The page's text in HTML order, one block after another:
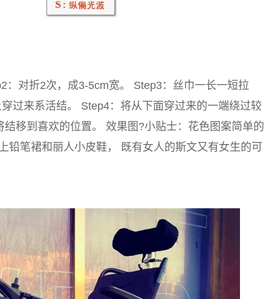
：对折2次，成3-5cm宽。 Step3：丝巾一长一短拉
过来系活结。 Step4：将从下面穿过来的一端绕过较
移到喜欢的位置。 效果图?小贴士：花色图案简单的
铅笔裙和丽人小皮鞋， 既有女人的斯文又有女生的可